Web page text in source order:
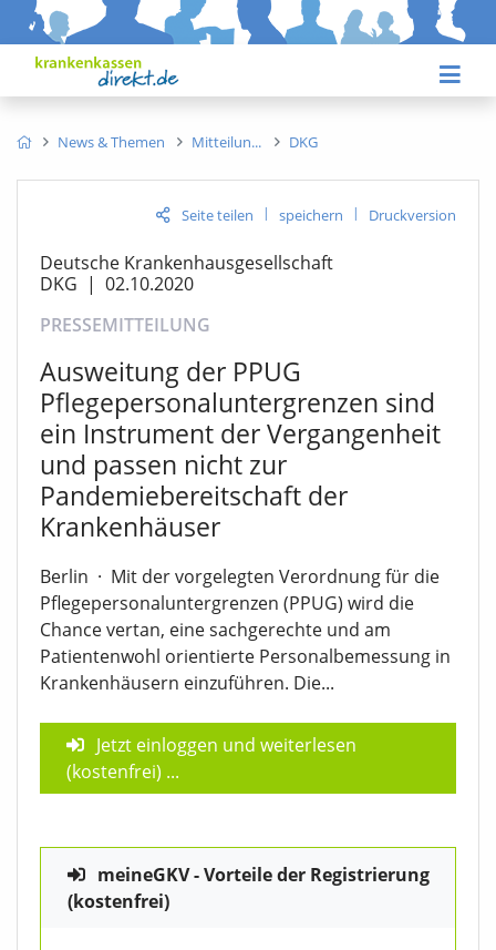
News & Themen Mitteilun DKG
Seite teilen | speichern | Druckversion
Deutsche Krankenhausgesellschaft
DKG | 02.10.2020
PRESSEMITTEILUNG
Ausweitung der PPUG
Pflegepersonaluntergrenzen sind
ein Instrument der Vergangenheit
und passen nicht zur
Pandemiebereitschaft der
Krankenhäuser
Berlin · Mit der vorgelegten Verordnung für die
Pflegepersonaluntergrenzen (PPUG) wird die
Chance vertan, eine sachgerechte und am
Patientenwohl orientierte Personalbemessung in
Krankenhäusern einzuführen. Die...
Jetzt einloggen und weiterlesen
(kostenfrei) ...
meineGKV - Vorteile der Registrierung
(kostenfrei)